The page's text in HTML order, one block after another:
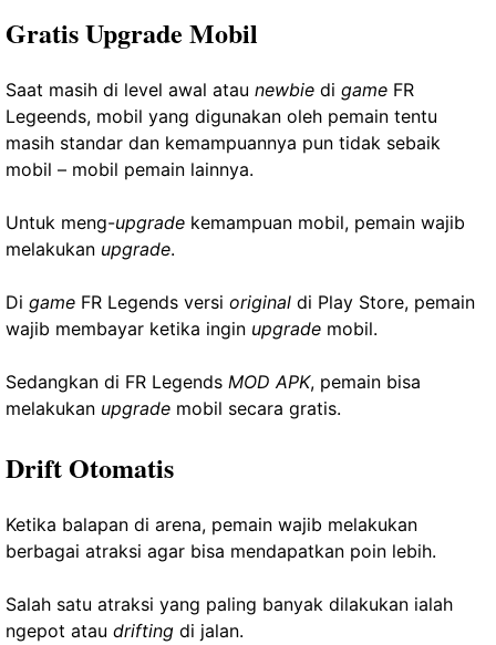
Gratis Upgrade Mobil
Saat masih di level awal atau newbie di game FR
Legeends, mobil yang digunakan oleh pemain tentu
masih standar dan kemampuannya pun tidak sebaik
mobil – mobil pemain lainnya.
Untuk meng-upgrade kemampuan mobil, pemain wajib
melakukan upgrade.
Di game FR Legends versi original di Play Store, pemain
wajib membayar ketika ingin upgrade mobil.
Sedangkan di FR Legends MOD APK, pemain bisa
melakukan upgrade mobil secara gratis.
Drift Otomatis
Ketika balapan di arena, pemain wajib melakukan
berbagai atraksi agar bisa mendapatkan poin lebih.
Salah satu atraksi yang paling banyak dilakukan ialah
ngepot atau drifting di jalan.